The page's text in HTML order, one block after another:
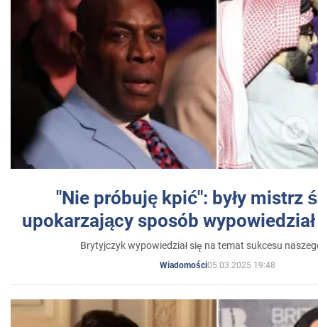
"Nie próbuję kpić": były mistrz
upokarzający sposób
Brytyjczyk wypowiedział się na temat sukcesu
Wiadomości05.03.2025 19:48